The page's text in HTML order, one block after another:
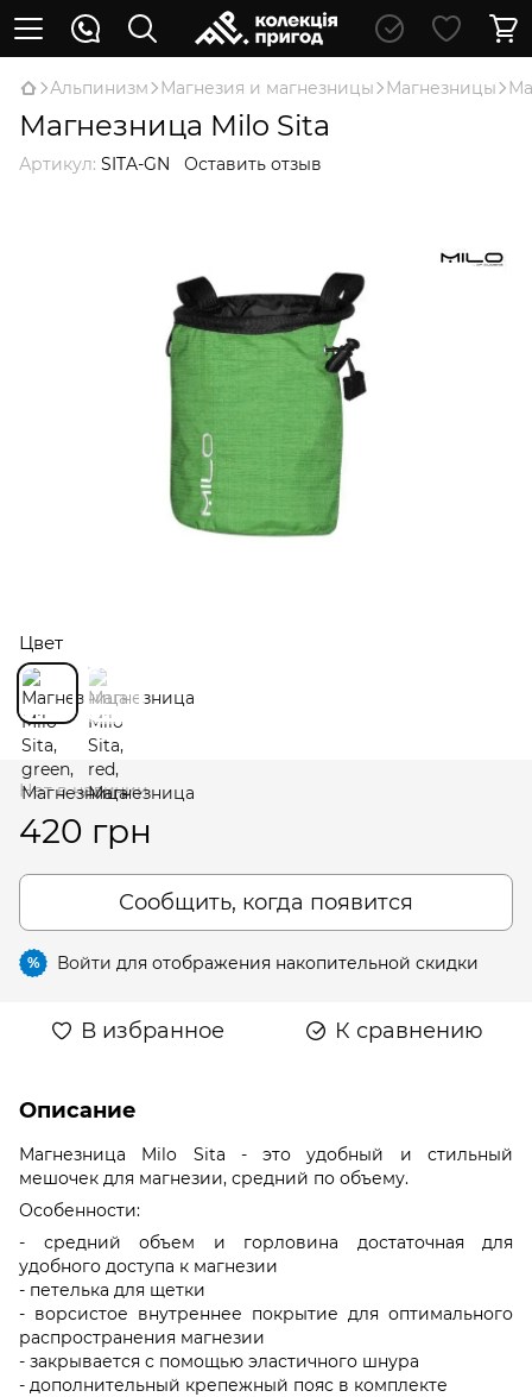
Альпинизм Магнезия и магнезницы Магнезницы
Магнезница Milo Sita
Артикул: SITA-GN Оставить отзыв
Цвет
Нет в наличии
420 грн
Сообщить, когда появится
% Войти для отображения накопительной скидки
В избранное К сравнению
Описание
Магнезница Milo Sita - это удобный и стильный
мешочек для магнезии, средний по объему.
Особенности:
- средний объем и горловина достаточная для
удобного доступа к магнезии
- петелька для щетки
- ворсистое внутреннее покрытие для оптимального
распространения магнезии
- закрывается с помощью эластичного шнура
- дополнительный крепежный пояс в комплекте